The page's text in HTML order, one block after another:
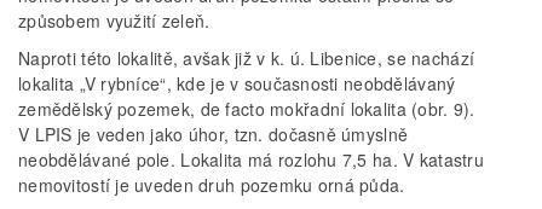
způsobem využití zeleň.
Naproti této lokalitě, avšak již v k. ú. Libenice, se nachází
lokalita „V rybníce“, kde je v současnosti neobdělávaný
zemědělský pozemek, de facto mokřadní lokalita (obr. 9).
V LPIS je veden jako úhor, tzn. dočasně úmyslně
neobdělávané pole. Lokalita má rozlohu 7,5 ha. V katastru
nemovitostí je uveden druh pozemku orná půda.